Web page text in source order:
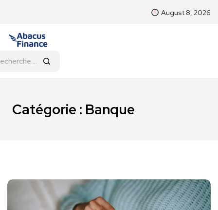
August 8, 2026
Catégorie : Banque